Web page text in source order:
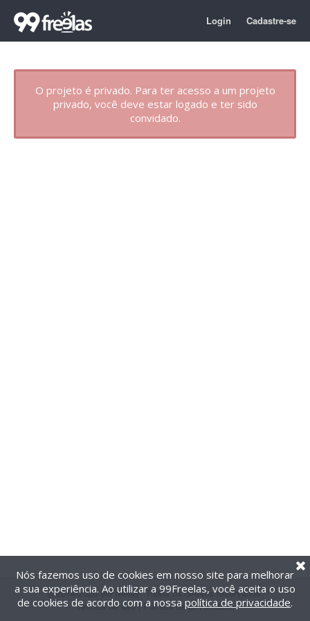
Login Cadastre-se
O projeto é privado. Para ter acesso a um projeto
privado, você deve estar logado e ter sido
convidado.
@2014-2026 99Freelas. Todos os direitos reservados.
Termos de uso| Política de privacidade
Nós fazemos uso de cookies em nosso site para melhorar
a sua experiência. Ao utilizar a 99Freelas, você aceita o uso
de cookies de acordo com a nossa política de privacidade.